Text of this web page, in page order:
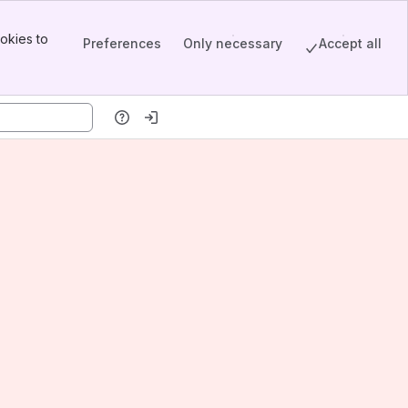
to
Preferences Only necessary Accept all